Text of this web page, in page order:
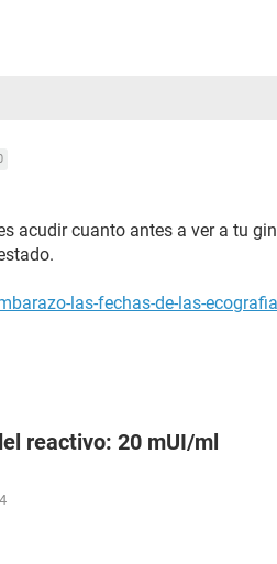
acudir cuanto antes a ver a tu
las-fechas-de-las-
reactivo: 20 mUI/ml